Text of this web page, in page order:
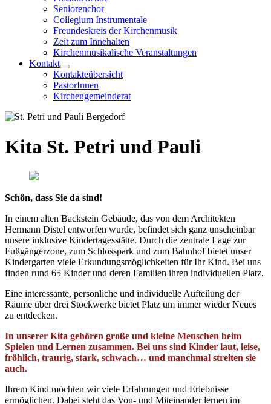
Seniorenchor
Collegium Instrumentale
Freundeskreis der Kirchenmusik
Zeit zum Innehalten
Kirchenmusikalische Veranstaltungen
Kontakt
Kontakteübersicht
PastorInnen
Kirchengemeinderat
Kita St. Petri und Pauli
Schön, dass Sie da sind!
In einem alten Backstein Gebäude, das von dem Architekten
Hermann Distel entworfen wurde, befindet sich ganz unscheinbar
unsere inklusive Kindertagesstätte. Durch die zentrale Lage zur
Fußgängerzone, zum Schlosspark und zum Bahnhof bietet unser
Kindergarten viele Erkundungsmöglichkeiten für Ihr Kind. Bei uns
finden rund 65 Kinder und deren Familien ihren individuellen Platz.
Eine interessante, persönliche und individuelle Aufteilung der
Räume über drei Stockwerke bietet Platz um immer wieder Neues
zu entdecken.
In unserer Kita gehören große und kleine Menschen beim
Spielen und Lernen zusammen. Bei uns sind Kinder laut, leise,
fröhlich, traurig, stark, schwach… und manchmal streiten sie
auch.
Ihrem Kind möchten wir viele Erfahrungen und Erlebnisse
ermöglichen. Dabei steht das Von- und Miteinander lernen im